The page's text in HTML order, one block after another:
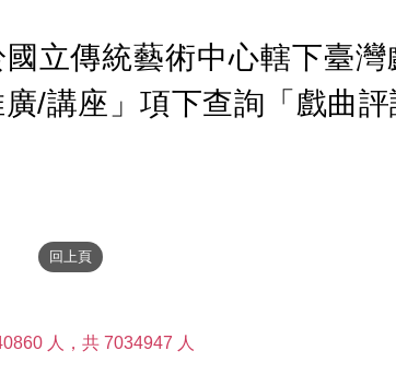
立傳統藝術中心轄下臺
/講座」項下查詢「戲曲
人，共 7034947 人